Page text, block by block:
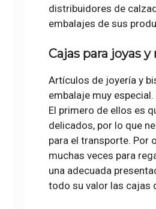
distribuidores de
embalajes de sus
Cajas para joyas y
Artículos de joyería y
embalaje muy
El primero de ellos es
delicados, por lo que
para el transporte. Por
muchas veces para
una adecuada
todo su valor las cajas